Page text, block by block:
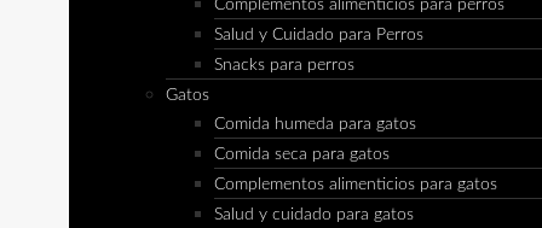
Complementos alimenticios para perros
Salud y Cuidado para Perros
Snacks para perros
Gatos
Comida humeda para gatos
Comida seca para gatos
Complementos alimenticios para gatos
Salud y cuidado para gatos